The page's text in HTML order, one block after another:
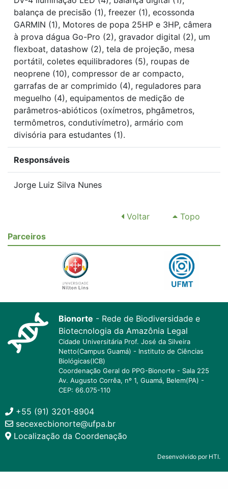
balança de precisão (1), freezer (1), ecossonda
GARMIN (1), Motores de popa 25HP e 3HP, câmera
à prova dágua Go-Pro (2), gravador digital (2), um
flexboat, datashow (2), tela de projeção, mesa
portátil, coletes equilibradores (5), roupas de
neoprene (10), compressor de ar compacto,
garrafas de ar comprimido (4), reguladores para
meguelho (4), equipamentos de medição de
parâmetros-abióticos (oxímetros, phgâmetros,
termômetros, condutivímetro), armário com
divisória para estudantes (1).
Responsáveis
Jorge Luiz Silva Nunes
Voltar
Topo
Parceiros
Bionorte - Rede de Biodiversidade e
Biotecnologia da Amazônia Legal
Cidade Universitária Prof. José da Silveira
Netto(Campus Guamá) - Instituto de Ciências
Biológicas(ICB)
Coordenação Geral do PPG-Bionorte - Sala 225
Av. Augusto Corrêa, nº 1, Guamá, Belem(PA) -
CEP: 66.075-110
+55 (91) 3201-8904
secexecbionorte@ufpa.br
Localização da Coordenação
Desenvolvido por HTI.